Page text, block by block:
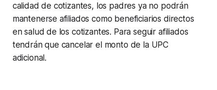
calidad de cotizantes, los padres ya no podrán
mantenerse afiliados como beneficiarios directos
en salud de los cotizantes. Para seguir afiliados
tendrán que cancelar el monto de la UPC
adicional.